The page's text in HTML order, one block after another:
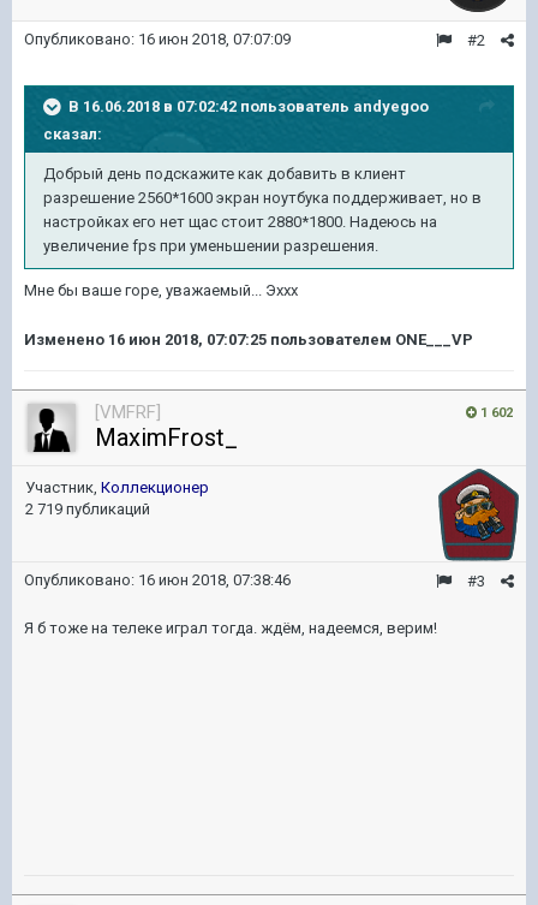
#2
Опубликовано: 16 июн 2018, 07:07:09
В 16.06.2018 в 07:02:42 пользователь andyegoo
сказал:
Добрый день подскажите как добавить в клиент
разрешение 2560*1600 экран ноутбука поддерживает, но в
настройках его нет щас стоит 2880*1800. Надеюсь на
увеличение fps при уменьшении разрешения.
Мне бы ваше горе, уважаемый... Эххх
Изменено 16 июн 2018, 07:07:25 пользователем ONE___VP
1 602
[VMFRF]
MaximFrost_
Участник, Коллекционер
2 719 публикаций
#3
Опубликовано: 16 июн 2018, 07:38:46
Я б тоже на телеке играл тогда. ждём, надеемся, верим!